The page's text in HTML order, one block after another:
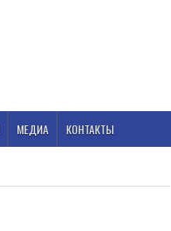
МЕДИА КОНТАКТЫ